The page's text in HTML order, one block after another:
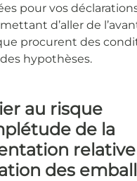
pour vos
d’aller de
procurent des
hypothèses.
au risque
de la
relative
des